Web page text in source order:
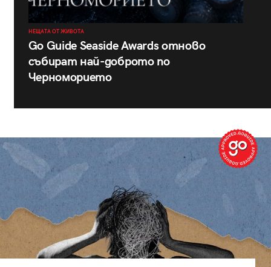
НЕЩАТА ОТ ЖИВОТА
Go Guide Seaside Awards отново
събират най-доброто по
Черноморието